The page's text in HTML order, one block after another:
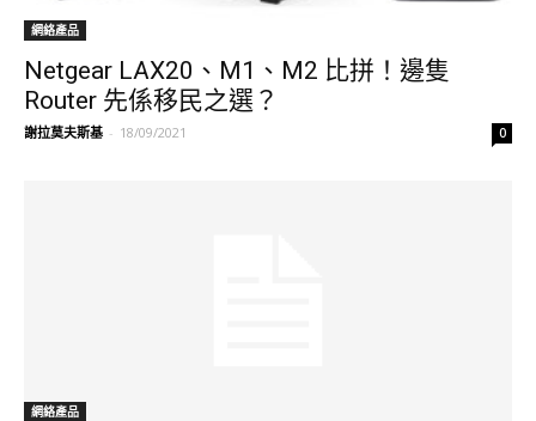
網絡產品
Netgear LAX20、M1、M2 比拼！邊隻
Router 先係移民之選？
謝拉莫夫斯基 - 18/09/2021 0
網絡產品